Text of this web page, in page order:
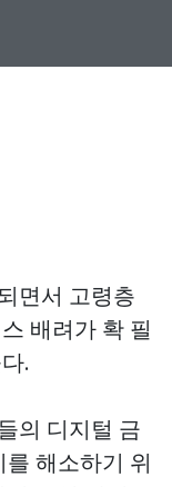
면서 고령층
배려가 확 필
.
의 디지털 금
해소하기 위